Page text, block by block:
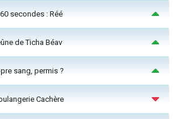
secondes : Réé
de Ticha Béav
sang, permis ?
Cachère